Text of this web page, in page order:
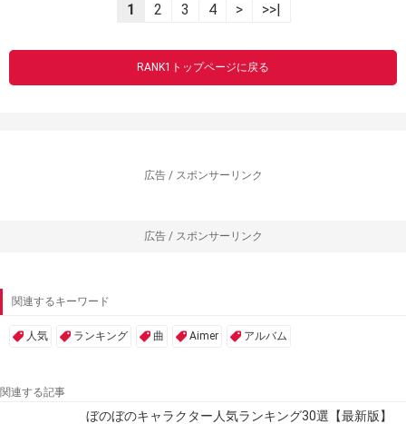
1 2 3 4 > >>|
RANK1トップページに戻る
広告 / スポンサーリンク
広告 / スポンサーリンク
関連するキーワード
人気 ランキング 曲 Aimer アルバム
関連する記事
ぼのぼのキャラクター人気ランキング30選【最新版】